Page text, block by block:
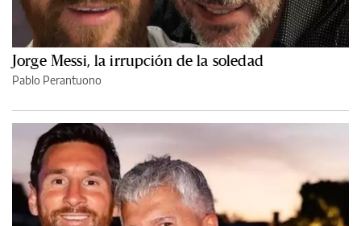
Jorge Messi, la irrupción de la soledad
Pablo Perantuono